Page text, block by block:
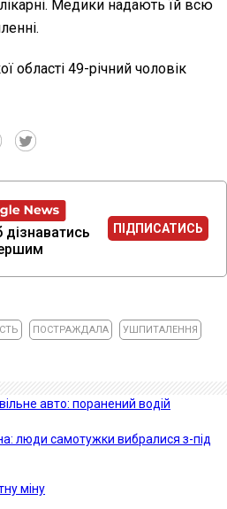
Медики надають їй всю
області 49-річний чоловік
ПІДПИСАТИСЬ
ПОСТРАЖДАЛА УШПИТАЛЕННЯ
авто: поранений водій
люди самотужки вибралися з-під
міну